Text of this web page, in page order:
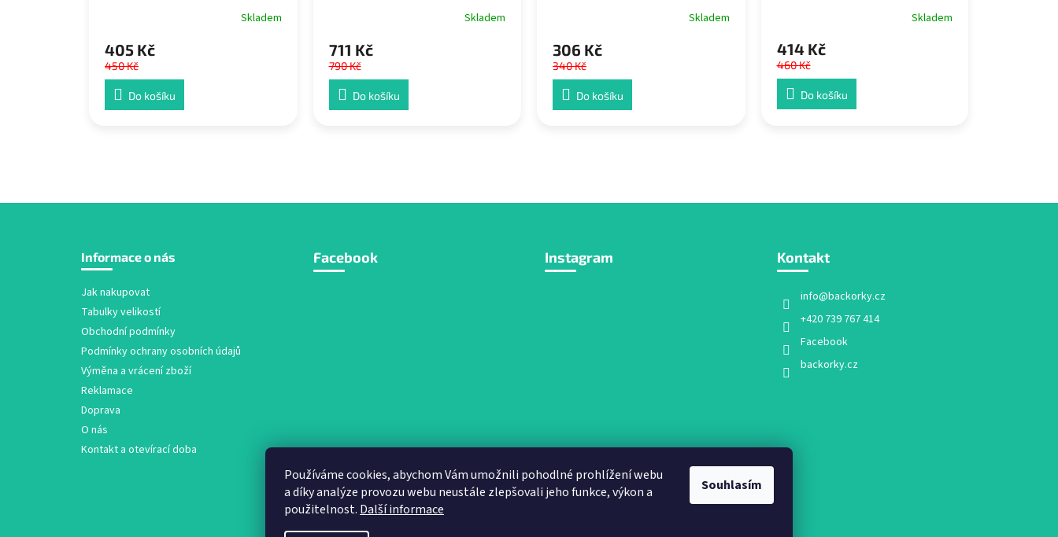
Používáme cookies, abychom Vám umožnili pohodlné prohlížení webu
a díky analýze provozu webu neustále zlepšovali jeho funkce, výkon a
použitelnost. Další informace
Souhlasím
Skladem
405 Kč
450 Kč
Do košíku
Skladem
711 Kč
790 Kč
Do košíku
Skladem
306 Kč
340 Kč
Do košíku
Skladem
414 Kč
460 Kč
Do košíku
Informace o nás
Jak nakupovat
Tabulky velikostí
Obchodní podmínky
Podmínky ochrany osobních údajů
Výměna a vrácení zboží
Reklamace
Doprava
O nás
Kontakt a otevírací doba
Facebook Instagram
Sledovat na Instagramu
Kontakt
info@backorky.cz
+420 739 767 414
Facebook
backorky.cz